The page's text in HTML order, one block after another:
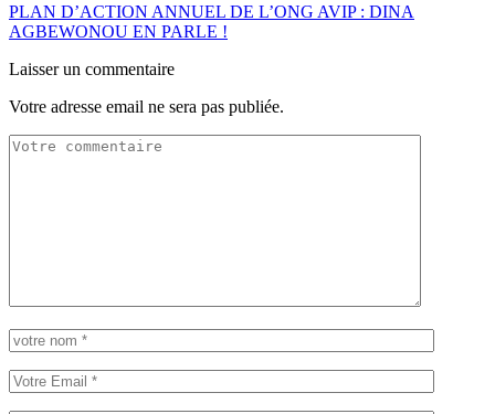
PLAN D’ACTION ANNUEL DE L’ONG AVIP : DINA
AGBEWONOU EN PARLE !
Laisser un commentaire
Votre adresse email ne sera pas publiée.